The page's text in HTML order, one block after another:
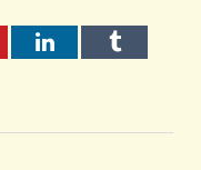
LinkedInTumblr